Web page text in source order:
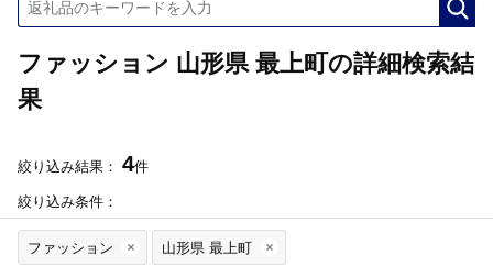
ファッション 山形県 最上町の詳細検索結
果
絞り込み結果： 4件
絞り込み条件：
ファッション 山形県 最上町